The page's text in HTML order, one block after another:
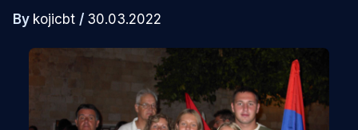
By kojicbt / 30.03.2022